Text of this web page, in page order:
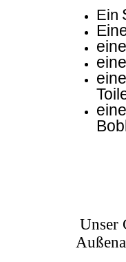
Ein
Unser